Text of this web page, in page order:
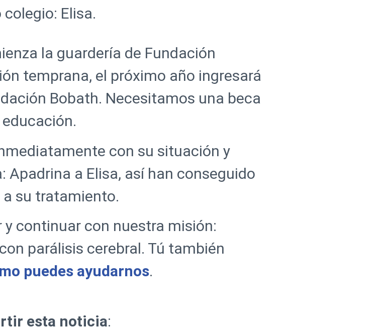
Elisa.
la guardería de Fundación
temprana, el próximo año ingresará
Bobath. Necesitamos una beca
con su situación y
a Elisa, así han conseguido
a su tratamiento.
continuar con nuestra misión:
parálisis cerebral. Tú también
puedes ayudarnos.
esta noticia: